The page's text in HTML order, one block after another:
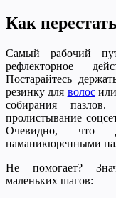
Как
Самый рабочий
рефлекторное
Постарайтесь
резинку для волосили
собирания
пролистывание
Очевидно, что
наманикюренными
Не помогает?
маленьких шагов: